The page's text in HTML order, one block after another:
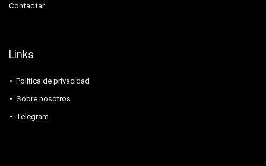
Contactar
Links
Política de privacidad
Sobre nosotros
Telegram